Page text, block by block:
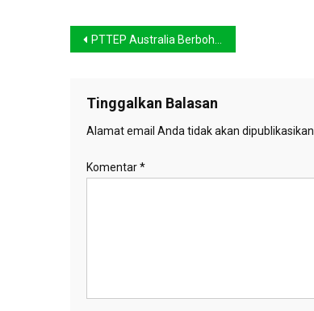
Navigasi
PTTEP Australia Berbohong Soal Pencemaran Laut Timor
Tinggalkan Balasan
Alamat email Anda tidak akan dipublikasikan.
Komentar*